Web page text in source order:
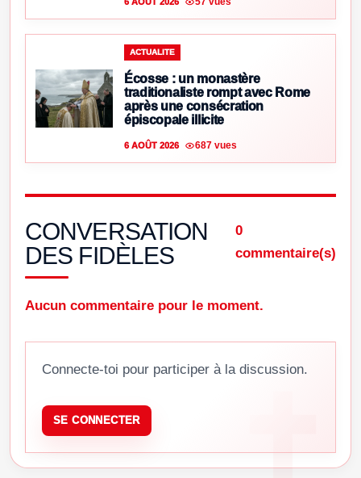
ACTUALITE
Écosse : un monastère
traditionaliste rompt avec Rome
après une consécration
épiscopale illicite
6 AOÛT 2026 687 vues
CONVERSATION
DES FIDÈLES
0
commentaire(s)
Aucun commentaire pour le moment.
Connecte-toi pour participer à la discussion.
SE CONNECTER